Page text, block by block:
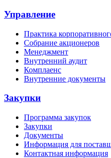
Управление
Практика
Собрание акционеров
Менеджмент
Внутренний аудит
Комплаенс
Внутренние документы
Закупки
Программа закупок
Закупки
Документы
Информация для
Контактная информация